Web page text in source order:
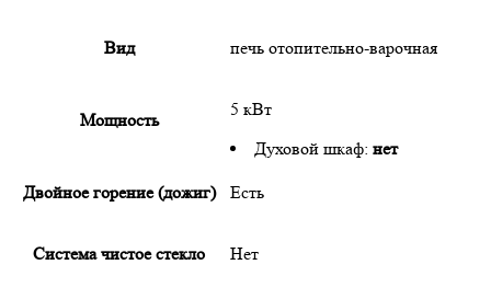
Вид печь отопительно-варочная
Мощность
5 кВт
Духовой шкаф: нет
Двойное горение (дожиг) Есть
Система чистое стекло Нет